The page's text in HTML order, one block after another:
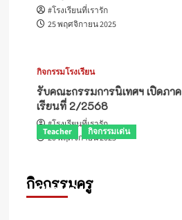
#โรงเรียนที่เรารัก
25 พฤศจิกายน 2025
กิจกรรมโรงเรียน
รับคณะกรรมการนิเทศฯ เปิดภาค
เรียนที่ 2/2568
#โรงเรียนที่เรารัก
20 พฤศจิกายน 2025
กิจกรรมครู
Teacher กิจกรรมเด่น
Center)